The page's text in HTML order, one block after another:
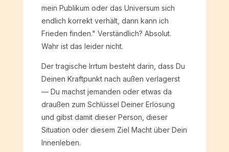
mein Publikum oder das Universum sich
endlich korrekt verhält, dann kann ich
Frieden finden." Verständlich? Absolut.
Wahr ist das leider nicht.
Der tragische Irrtum besteht darin, dass Du
Deinen Kraftpunkt nach außen verlagerst
— Du machst jemanden oder etwas da
draußen zum Schlüssel Deiner Erlösung
und gibst damit dieser Person, dieser
Situation oder diesem Ziel Macht über Dein
Innenleben.